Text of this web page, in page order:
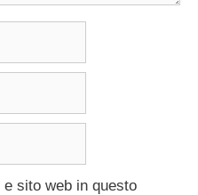
sito web in questo